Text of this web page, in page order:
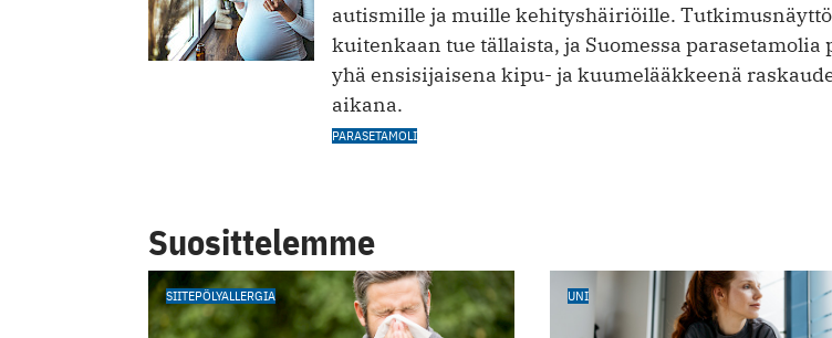
autismille ja muille kehityshäiriöille.
kuitenkaan tue tällaista, ja Suomessa parasetamolia
yhä ensisijaisena kipu- ja kuumelääkkeenä
aikana.
PARASETAMOLI
Suosittelemme
SIITEPÖLYALLERGIA UNI